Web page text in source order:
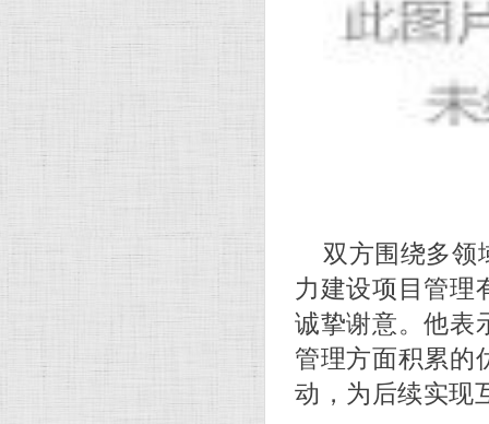
双方围绕多领
力建设项目管理
诚挚谢意。他表
管理方面积累的
动，为后续实现